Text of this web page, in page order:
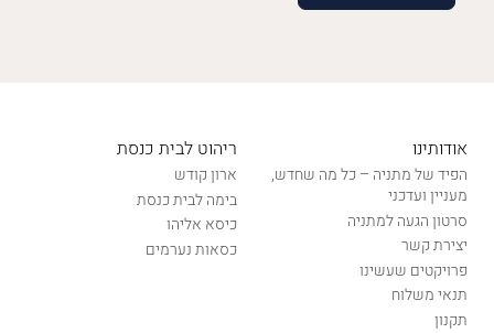
אודותינו
הפיד של מתניה – כל מה שחדש,
מעניין ועדכני
סרטון הגעה למתניה
יצירת קשר
פרויקטים שעשינו
תנאי משלוח
תקנון
ריהוט לבית כנסת
ארון קודש
בימה לבית כנסת
כיסא אליהו
כסאות נערמים